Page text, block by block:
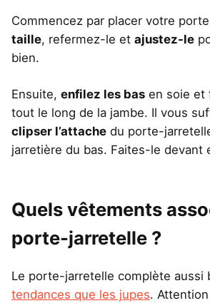
Commencez par placer votre
taille, refermez-le et ajustez-le
bien.
Ensuite, enfilez les bas en soie et
tout le long de la jambe. Il vous
clipser l’attache du porte-
jarretière du bas. Faites-le devant
Quels vêtements
porte-jarretelle ?
Le porte-jarretelle complète aussi
tendances que les jupes.